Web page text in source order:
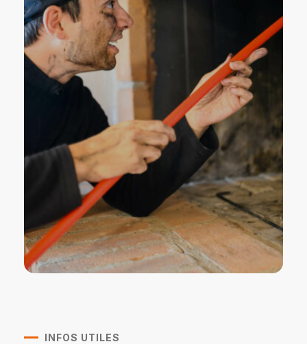
INFOS UTILES